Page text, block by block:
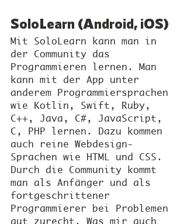
SoloLearn (Android, iOS)
Mit SoloLearn kann man in
der Community das
Programmieren lernen. Man
kann mit der App unter
anderem Programmiersprachen
wie Kotlin, Swift, Ruby,
C++, Java, C#, JavaScript,
C, PHP lernen. Dazu kommen
auch reine Webdesign-
Sprachen wie HTML und CSS.
Durch die Community kommt
man als Anfänger und als
fortgeschrittener
Programmierer bei Problemen
gut zurecht. Was mir auch